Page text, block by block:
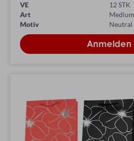
VE
12 STK
Art
Motiv
Neutral